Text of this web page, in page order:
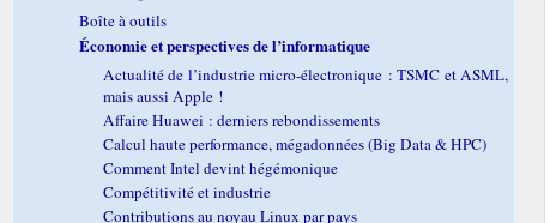
Boîte à outils
Économie et perspectives de l’informatique
Actualité de l’industrie micro-électronique : TSMC et ASML,
mais aussi Apple !
Affaire Huawei : derniers rebondissements
Calcul haute performance, mégadonnées (Big Data & HPC)
Comment Intel devint hégémonique
Compétitivité et industrie
Contributions au noyau Linux par pays